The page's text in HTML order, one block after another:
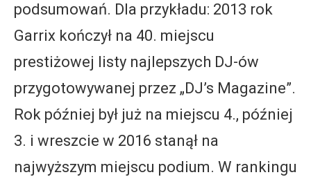
podsumowań. Dla przykładu: 2013 rok
Garrix kończył na 40. miejscu
prestiżowej listy najlepszych DJ-ów
przygotowywanej przez „DJ’s Magazine”.
Rok później był już na miejscu 4., później
3. i wreszcie w 2016 stanął na
najwyższym miejscu podium. W rankingu